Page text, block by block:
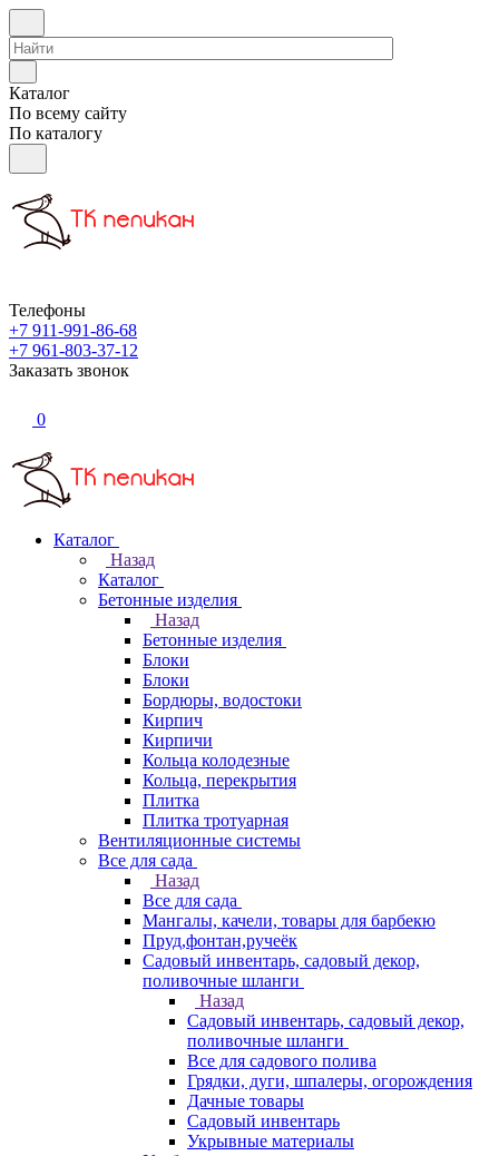
Каталог
По всему сайту
По каталогу
Телефоны
+7 911-991-86-68
+7 961-803-37-12
Заказать звонок
0
Каталог
Назад
Каталог
Бетонные изделия
Назад
Бетонные изделия
Блоки
Блоки
Бордюры, водостоки
Кирпич
Кирпичи
Кольца колодезные
Кольца, перекрытия
Плитка
Плитка тротуарная
Вентиляционные системы
Все для сада
Назад
Все для сада
Мангалы, качели, товары для барбекю
Пруд,фонтан,ручеёк
Садовый инвентарь, садовый декор,
поливочные шланги
Назад
Садовый инвентарь, садовый декор,
поливочные шланги
Все для садового полива
Грядки, дуги, шпалеры, огорождения
Дачные товары
Садовый инвентарь
Укрывные материалы